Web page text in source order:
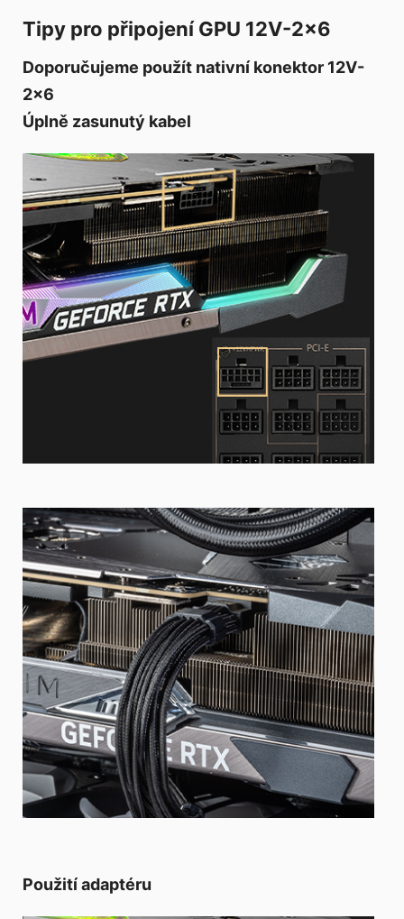
Tipy pro připojení GPU 12V-2x6
Doporučujeme použít nativní konektor 12V-
2x6
Úplně zasunutý kabel
Použití adaptéru